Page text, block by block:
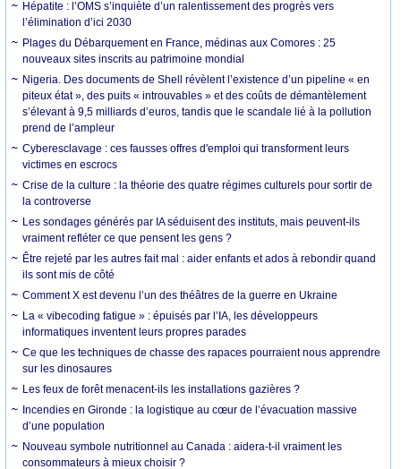
Hépatite : l’OMS s’inquiète d’un ralentissement des progrès vers
l’élimination d’ici 2030
Plages du Débarquement en France, médinas aux Comores : 25
nouveaux sites inscrits au patrimoine mondial
Nigeria. Des documents de Shell révèlent l’existence d’un pipeline « en
piteux état », des puits « introuvables » et des coûts de démantèlement
s’élevant à 9,5 milliards d’euros, tandis que le scandale lié à la pollution
prend de l’ampleur
Cyberesclavage : ces fausses offres d'emploi qui transforment leurs
victimes en escrocs
Crise de la culture : la théorie des quatre régimes culturels pour sortir de
la controverse
Les sondages générés par IA séduisent des instituts, mais peuvent-ils
vraiment refléter ce que pensent les gens ?
Être rejeté par les autres fait mal : aider enfants et ados à rebondir quand
ils sont mis de côté
Comment X est devenu l’un des théâtres de la guerre en Ukraine
La « vibecoding fatigue » : épuisés par l’IA, les développeurs
informatiques inventent leurs propres parades
Ce que les techniques de chasse des rapaces pourraient nous apprendre
sur les dinosaures
Les feux de forêt menacent-ils les installations gazières ?
Incendies en Gironde : la logistique au cœur de l’évacuation massive
d’une population
Nouveau symbole nutritionnel au Canada : aidera-t-il vraiment les
consommateurs à mieux choisir ?